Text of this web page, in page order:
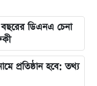
বছরের ডিএনএ চেনা
প্রতিষ্ঠান হবে: তথ্য